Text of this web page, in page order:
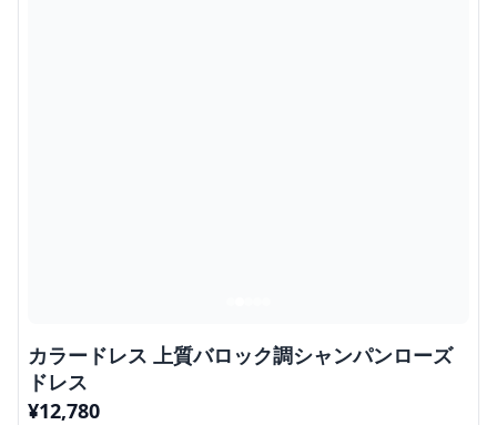
カラードレス 上質バロック調シャンパンローズ
ドレス
¥12,780